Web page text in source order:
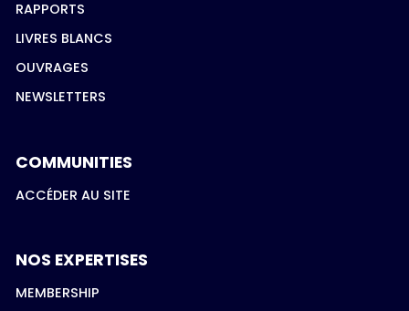
RAPPORTS
LIVRES BLANCS
OUVRAGES
NEWSLETTERS
COMMUNITIES
ACCÉDER AU SITE
NOS EXPERTISES
MEMBERSHIP